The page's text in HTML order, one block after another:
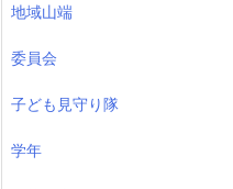
地域山端
委員会
子ども見守り隊
学年